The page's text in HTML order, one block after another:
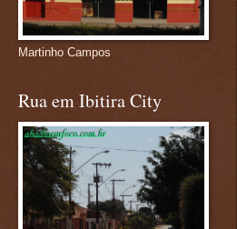
Martinho Campos
Rua em Ibitira City